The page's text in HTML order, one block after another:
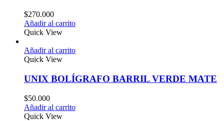
$270.000
Añadir al carrito
Quick View
Añadir al carrito
Quick View
UNIX BOLÍGRAFO BARRIL VERDE MATE
$50.000
Añadir al carrito
Quick View